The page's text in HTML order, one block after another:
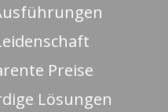
Preise
Lösungen